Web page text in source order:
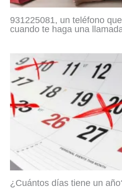
931225081, un teléfono
cuando te haga una
¿Cuántos días tiene un